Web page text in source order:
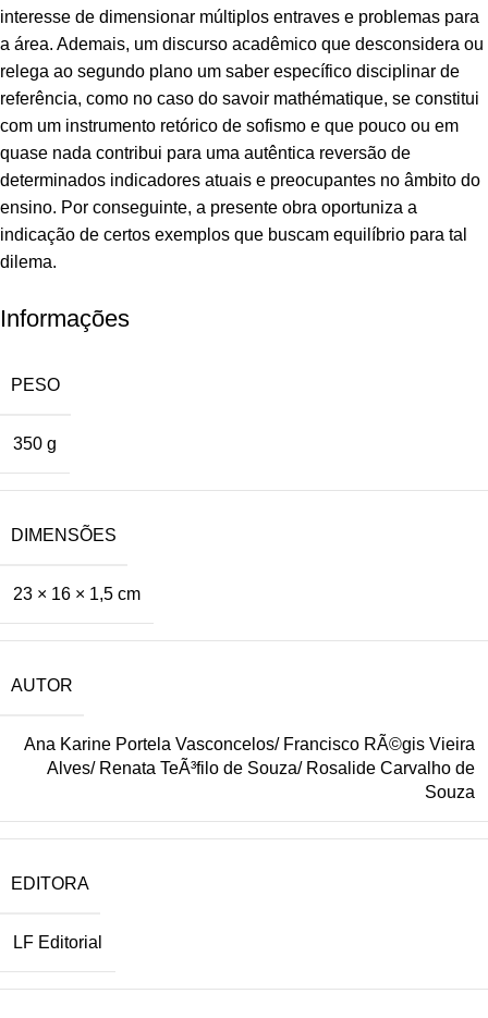
interesse de dimensionar múltiplos entraves e problemas para
a área. Ademais, um discurso acadêmico que desconsidera ou
relega ao segundo plano um saber específico disciplinar de
referência, como no caso do savoir mathématique, se constitui
com um instrumento retórico de sofismo e que pouco ou em
quase nada contribui para uma autêntica reversão de
determinados indicadores atuais e preocupantes no âmbito do
ensino. Por conseguinte, a presente obra oportuniza a
indicação de certos exemplos que buscam equilíbrio para tal
dilema.
Informações
PESO
350 g
DIMENSÕES
23 × 16 × 1,5 cm
AUTOR
Ana Karine Portela Vasconcelos/ Francisco RÃ©gis Vieira
Alves/ Renata TeÃ³filo de Souza/ Rosalide Carvalho de
Souza
EDITORA
LF Editorial